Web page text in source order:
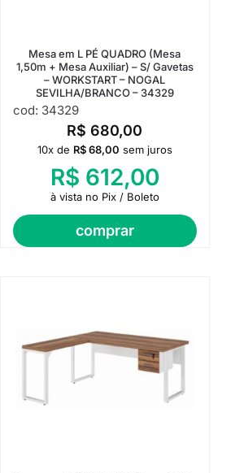
Mesa em L PÉ QUADRO (Mesa
1,50m + Mesa Auxiliar) – S/ Gavetas
– WORKSTART – NOGAL
SEVILHA/BRANCO – 34329
cod: 34329
R$ 680,00
comprar
10x de R$68,00 sem juros
R$ 612,00
à vista no Pix / Boleto